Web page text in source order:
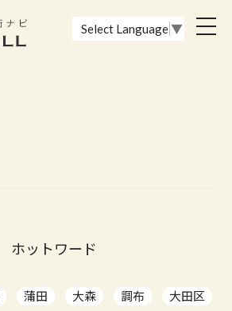
Select Language ▼
ホットワード
蒲田 大森 調布
大田区